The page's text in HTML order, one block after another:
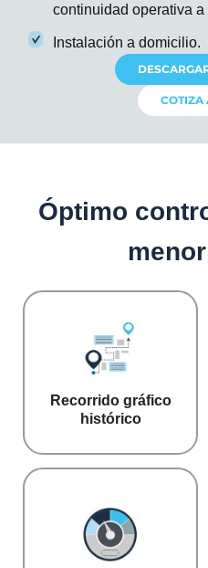
continuidad operativa a
Instalación a domicilio.
COTIZA
Óptimo
Recorrido gráfico
histórico